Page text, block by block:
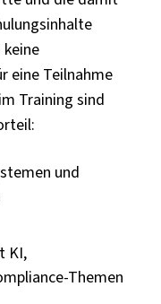
eine Teilnahme
Training sind
und
KI,
Themen